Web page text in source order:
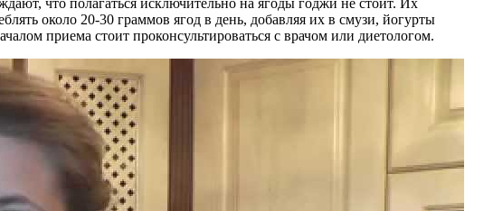
около 20-30 граммов ягод в день, добавляя их в смузи, йогурты
приема стоит проконсультироваться с врачом или диетологом.